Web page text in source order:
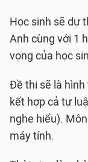
Học sinh sẽ dự
Anh cùng với 1
vọng của học
Đề thi sẽ là
kết hợp cả tự
nghe hiểu).
máy tính.